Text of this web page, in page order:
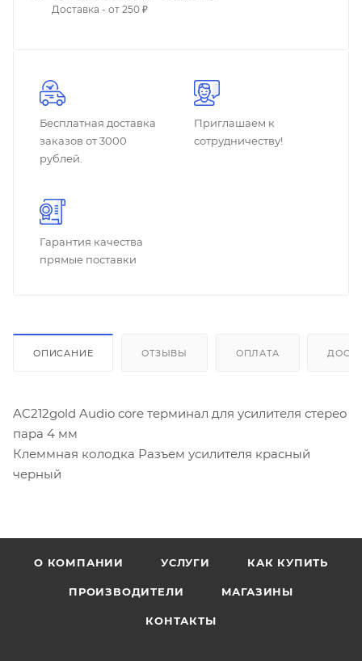
Доставка - от 250 ₽
Бесплатная доставка
заказов от 3000
рублей.
Приглашаем к
сотрудничеству!
Гарантия качества
прямые поставки
ОПИСАНИЕ ОТЗЫВЫ ОПЛАТА
AC212gold Audio core терминал для усилителя стерео
пара 4 мм
Клеммная колодка Разъем усилителя красный
черный
О КОМПАНИИ УСЛУГИ КАК КУПИТЬ
ПРОИЗВОДИТЕЛИ МАГАЗИНЫ
КОНТАКТЫ